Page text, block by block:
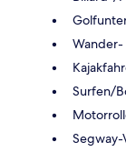
Wander-
Surfen/
Segway-